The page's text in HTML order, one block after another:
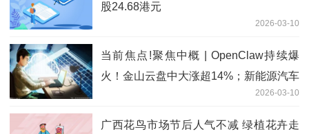
股24.68港元
2026-03-10
当前焦点!聚焦中概 | OpenClaw持续爆
火！金山云盘中大涨超14%；新能源汽车
2026-03-10
广西花鸟市场节后人气不减 绿植花卉走